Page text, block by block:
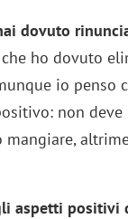
dovuto
ho dovuto
io penso
non deve
mangiare,
aspetti positivi